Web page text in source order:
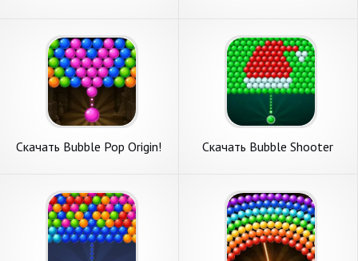
Андроид
на Андроид
Скачать Bubble Pop Origin!
Скачать Bubble Shooter
Андроид